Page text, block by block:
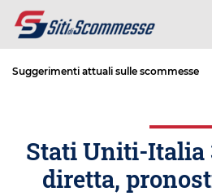
Suggerimenti attuali sulle scommesse
Stati Uniti-Italia
diretta,